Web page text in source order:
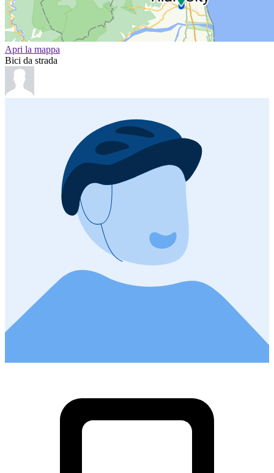
Apri la mappa
Bici da strada